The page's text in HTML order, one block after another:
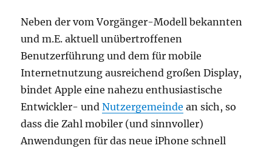
Neben der vom Vorgänger-Modell bekannten
und m.E. aktuell unübertroffenen
Benutzerführung und dem für mobile
Internetnutzung ausreichend großen Display,
bindet Apple eine nahezu enthusiastische
Entwickler- undNutzergemeinde an sich, so
dass die Zahl mobiler (und sinnvoller)
Anwendungen für das neue iPhone schnell